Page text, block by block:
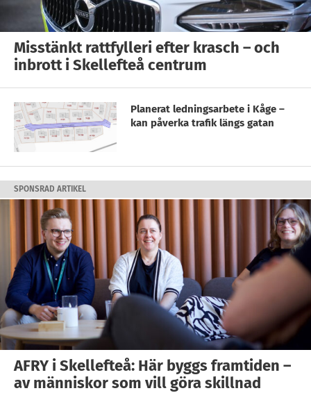
Misstänkt rattfylleri efter krasch – och
inbrott i Skellefteå centrum
Planerat ledningsarbete i Kåge –
kan påverka trafik längs gatan
SPONSRAD ARTIKEL
AFRY i Skellefteå: Här byggs framtiden –
av människor som vill göra skillnad